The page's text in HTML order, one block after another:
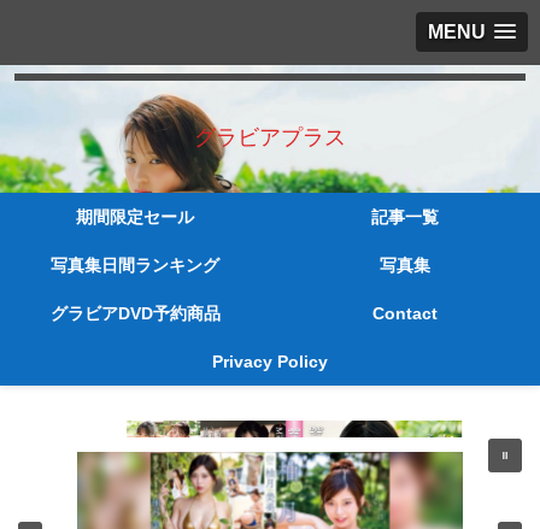
MENU
グラビアプラス
期間限定セール 記事一覧
写真集日間ランキング 写真集
グラビアDVD予約商品 Contact
Privacy Policy